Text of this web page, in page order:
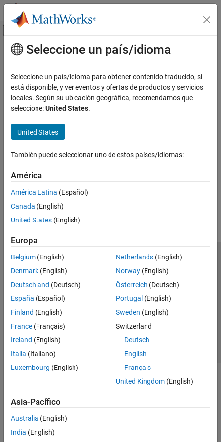
Saltar al contenido
Mostrar/ocultar menú de navegación
Inicio de Documentación
Categoría
AUTOSAR Blockset
C2000 Microcontroller Blockset
Get Started with C2000 Microcontroller
Applications
Peripherals
Connected IO Simulation
Signal Monitoring and Parameter Tuning
Deployment and Validation
DDS Blockset
DO Qualification Kit
Embedded Coder
HDL Coder
HDL Verifier
IEC Certification Kit
Motor Control Blockset
Predictive Maintenance Toolbox
Contenido principal
How useful was this information?
Seleccione un país/idioma
Seleccione un país/idioma para obtener contenido traducido, si
está disponible, y ver eventos y ofertas de productos y servicios
locales. Según su ubicación geográfica, recomendamos que
seleccione:United States.
United States
También puede seleccionar uno de estos países/idiomas:
América
América Latina (Español)
Canada (English)
United States (English)
Europa
Belgium (English)
Denmark (English)
Deutschland (Deutsch)
España (Español)
Finland (English)
France (Français)
Ireland (English)
Italia (Italiano)
Luxembourg (English)
Netherlands(English)
Norway(English)
Österreich (Deutsch)
Portugal (English)
Sweden (English)
Switzerland
Deutsch
English
Français
United Kingdom(English)
Asia-Pacífico
Australia (English)
India (English)
Centro de confianza
Marcas comerciales
Política de privacidad
Antipiratería
Estado de las aplicaciones
Información de contacto
© 1994-2026 The MathWorks, Inc.